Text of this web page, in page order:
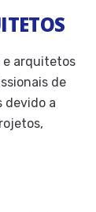
e arquitetos
de
devido a